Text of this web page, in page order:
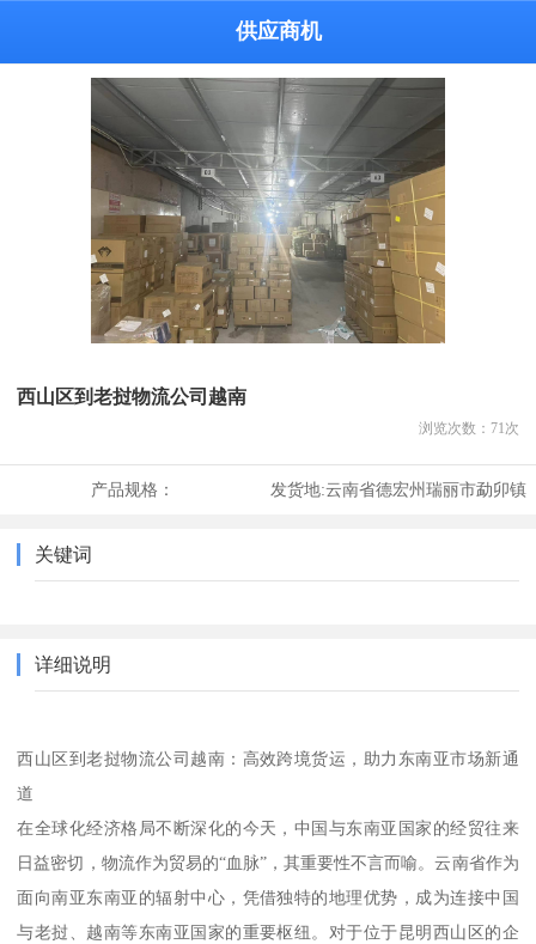
供应商机
西山区到老挝物流公司越南
浏览次数： 71 次
产品规格： 发货地:云南省德宏州瑞丽市勐卯镇
关键词
详细说明
西山区到老挝物流公司越南：高效跨境货运，助力东南亚市场新通
道
在全球化经济格局不断深化的今天，中国与东南亚国家的经贸往来
日益密切，物流作为贸易的“血脉”，其重要性不言而喻。云南省作为
面向南亚东南亚的辐射中心，凭借独特的地理优势，成为连接中国
与老挝、越南等东南亚国家的重要枢纽。对于位于昆明西山区的企